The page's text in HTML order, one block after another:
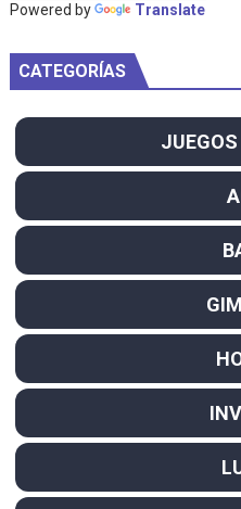
Powered by Translate
CATEGORÍAS